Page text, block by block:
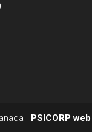
PSICORP web